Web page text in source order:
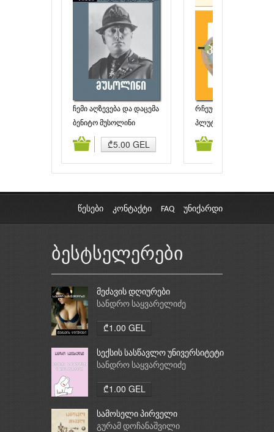
ჩემი აღზევება და დაცემა
ბენიტო მუსოლინი
₾5.00 GEL
რჩეული ბიოგრაფიები
(II)
პლუტარქე
კალათაში დამატება კალათაში
წესები კონტაქტი FAQ უნიქარდი
ბესტსელერები
მეძავის დღიურები
სანდრო საყვარელიძე
₾1.00 GEL
სექსის სასწავლო უნივერსიტეტი
სანდრო საყვარელიძე
₾1.00 GEL
სამოსელი პირველი
გურამ დოჩანაშვილი